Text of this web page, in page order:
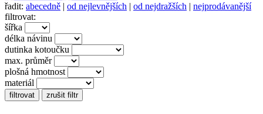
řadit: abecedně | od nejlevnějších | od nejdražších | nejprodávanější
filtrovat:
šířka
délka návinu
dutinka kotoučku
max. průměr
plošná hmotnost
materiál